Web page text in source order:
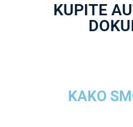
KUPITE
KAKO